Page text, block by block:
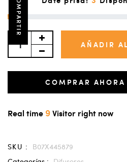
COMPARTIR
AÑADIR
COMPRAR AHORA
Real time 9Visitor right now
SKU :
B07X445879